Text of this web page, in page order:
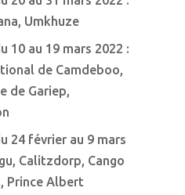
Umkhuze
10 au 19 mars 2022 :
de Camdeboo,
de Gariep,
24 février au 9 mars
Calitzdorp, Cango
Prince Albert